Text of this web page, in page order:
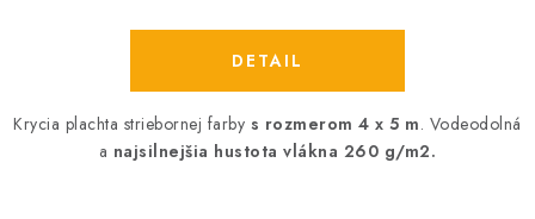
DETAIL
Krycia plachta striebornej farby s rozmerom 4 x 5 m. Vodeodolná
a najsilnejšia hustota vlákna 260 g/m2.